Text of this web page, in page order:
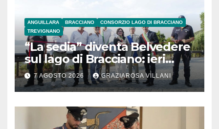
ANGUILLARA BRACCIANO
CONSORZIO LAGO DI BRACCIANO
TREVIGNANO
“La sedia” diventa Belvedere
sul lago di Bracciano: ieri
l’inaugurazione
7 AGOSTO 2026 GRAZIAROSA VILLANI